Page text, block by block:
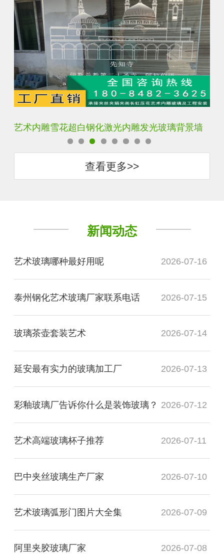
艺术内雕雪花超白钢化激光内雕发光玻璃背景墙
查看更多>>
新闻动态
艺术玻璃哪种最好用呢 2026-07-16
泰州钢化艺术玻璃厂家联系电话 2026-07-15
玻璃茶壶套装艺术 2026-07-14
延安最有实力的玻璃加工厂 2026-07-13
彩釉玻璃厂告诉你什么是装饰玻璃？ 2026-07-12
艺术高端玻璃杯子推荐 2026-07-11
巴中夹丝玻璃生产厂家 2026-07-10
艺术玻璃弧形门图片大全集 2026-07-09
阿里夹胶玻璃厂家 2026-07-08